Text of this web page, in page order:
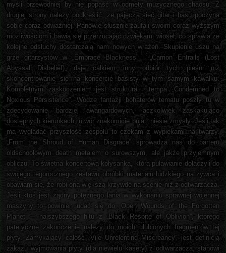
myśli przewodniej by nie popaść w odmęty muzycznego chaosu. Z
drugiej strony należy podkreślić, że pajęcza sieć gitar i basu poczyna
sobie coraz odważniej. Panowie słusznie zaufali swoim coraz wyższym
możliwościom i bawią się przerzucając dźwiękami wioseł, co sprawia że
kolejne odsłuchy dostarczają nam nowych wrażeń. Skupienie uszu na
grze gitarzystów w „Embrace Blackness” i „Carrion Entrails (Lost
Abyssal Disbelief)„ daje całkiem inny odbiór tych pieśni niż
skoncentrowanie się na koncercie basisty w tym samym kawałku.
Kompletnym zaskoczeniem jest struktura i tempa „Condemned to
Noxious Persistence”. Wodze fantazji bohaterów tematu poszły tu w
zdecydowanie bardziej awangardowych, aczkolwiek zaskakująco
dostępnych kierunkach, utwór znakomicie buja i niesie zmysły. Jeśli tak
ma wyglądać przyszłość zespołu to czekam z wypiekami na twarzy.
„From the Shroud of Human Disgrace” sprowadza nas do parteru
oldschoolowym death metalem o surowszym, ale jakże przyjemnym
obliczu. To świetna koncertowa kołysanka, którą puławianie dołączyli do
swojego tegorocznego zestawu obróbki materiału ludzkiego na żywca i
obawiam się, że robi ona większą krzywdę na scenie niż z odtwarzacza.
Jeśli ktoś jest żądny potężnego lania w wykonaniu sprawnej wojennej
maszyny to powinien udać się do „Open Wounds of the Forgotten
Planet” – najszybszego hitu z „Black Respite of Oblivion”, którego
patetyczne zakończenie należy do moich ulubionych fragmentów tej
płyty. Zamykający całość „Vile Unrelenting Miscreancy” jest definicją
zakazu wyjmowania płyty (dla niewielu kasety) z odtwarzacza, stanowi